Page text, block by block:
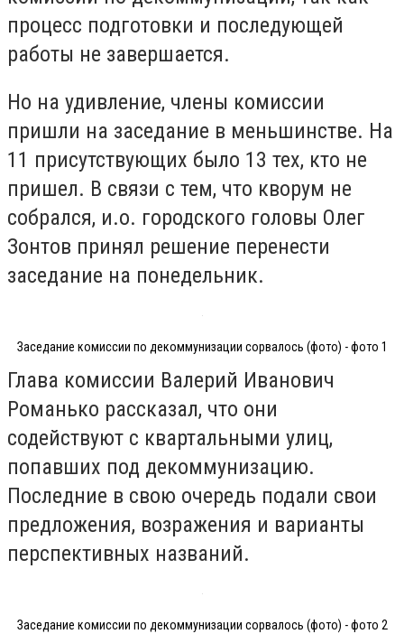
процесс подготовки и последующей
работы не завершается.
Но на удивление, члены комиссии
пришли на заседание в меньшинстве. На
11 присутствующих было 13 тех, кто не
пришел. В связи с тем, что кворум не
собрался, и.о. городского головы Олег
Зонтов принял решение перенести
заседание на понедельник.
Заседание комиссии по декоммунизации сорвалось (фото) - фото 1
Глава комиссии Валерий Иванович
Романько рассказал, что они
содействуют с квартальными улиц,
попавших под декоммунизацию.
Последние в свою очередь подали свои
предложения, возражения и варианты
перспективных названий.
Заседание комиссии по декоммунизации сорвалось (фото) - фото 2